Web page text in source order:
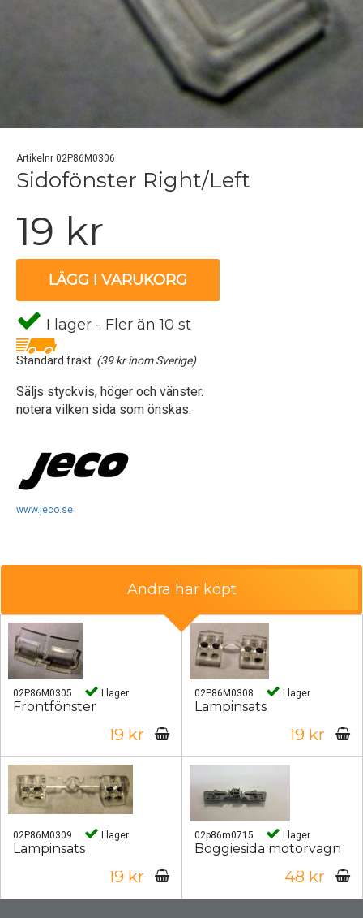
Artikelnr 02P86M0306
Sidofönster Right/Left
19 kr
LÄGG I VARUKORG
I lager - Fler än 10 st
Standard frakt (39 kr inom Sverige)
Säljs styckvis, höger och vänster.
notera vilken sida som önskas.
www.jeco.se
Andra har köpt
02P86M0305 I lager
Frontfönster
19 kr
02P86M0308 I lager
Lampinsats
19 kr
02P86M0309 I lager
Lampinsats
19 kr
02p86m0715 I lager
Boggiesida motorvagn
48 kr